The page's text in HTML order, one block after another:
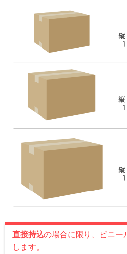
直接持込の場合に限り、ビニー
します。